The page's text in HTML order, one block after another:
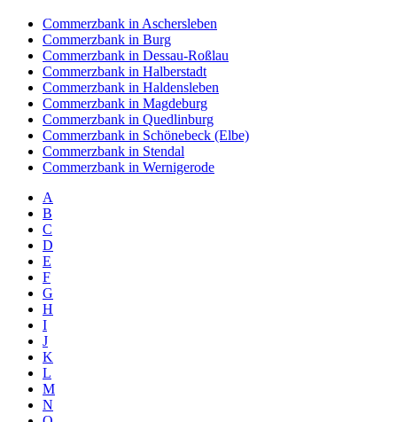
Commerzbank in Aschersleben
Commerzbank in Burg
Commerzbank in Dessau-Roßlau
Commerzbank in Halberstadt
Commerzbank in Haldensleben
Commerzbank in Magdeburg
Commerzbank in Quedlinburg
Commerzbank in Schönebeck (Elbe)
Commerzbank in Stendal
Commerzbank in Wernigerode
A
B
C
D
E
F
G
H
I
J
K
L
M
N